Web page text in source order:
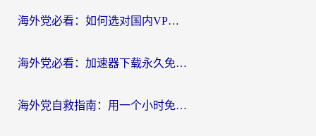
海外党必看：如何选对国内VPN，实现无缝访问国内资源？
海外党必看：加速器下载永久免费版真的存在吗？教你无缝访问国内资源的正确姿势
海外党自救指南：用一个小时免费加速器，轻松打破国内资源访问壁垒？